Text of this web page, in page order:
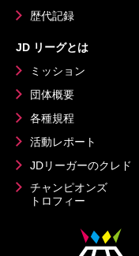
歴代記録
JD リーグとは
ミッション
団体概要
各種規程
活動レポート
JDリーガーのクレド
チャンピオンズ
トロフィー